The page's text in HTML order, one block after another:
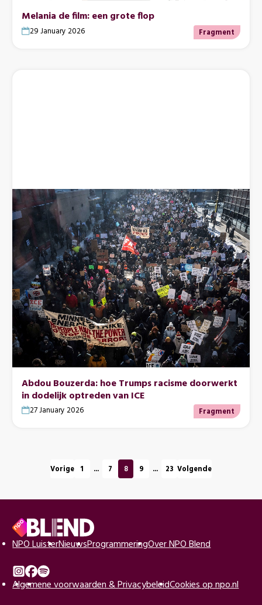
Melania de film: een grote flop
29 January 2026 Fragment
Abdou Bouzerda: hoe Trumps racisme doorwerkt
in dodelijk optreden van ICE
27 January 2026 Fragment
PagineringVorige Pagina
1
...
Pagina's
Pagina
7 Pagina
8 Pagina
9
...
Pagina
23 Volgende
Voettekst
Naar
beginpagina
van
NPO LuisterNieuwsProgrammeringOver NPO Blend
Instagram
Facebook
Spotify
Algemene voorwaarden & PrivacybeleidCookies op npo.nl